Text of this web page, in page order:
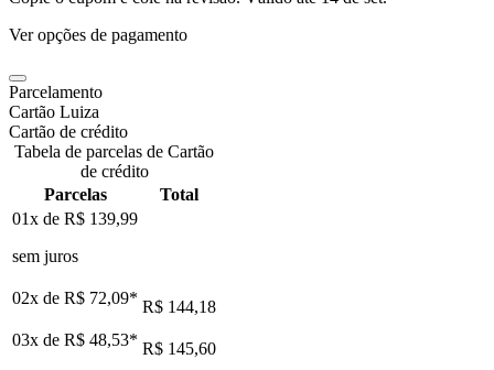
Ver opções de pagamento
Parcelamento
Cartão Luiza
Cartão de crédito
Tabela de parcelas de Cartão
de crédito
Parcelas
Total
01x de R$ 139,99
sem juros
02x de R$ 72,09* R$ 144,18
03x de R$ 48,53* R$ 145,60